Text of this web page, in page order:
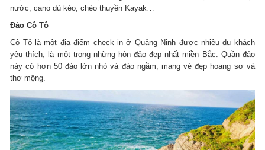
nước, cano dù kéo, chèo thuyền Kayak…
Đảo Cô Tô
Cô Tô là một địa điểm check in ở Quảng Ninh được nhiều du khách
yêu thích, là một trong những hòn đảo đẹp nhất miền Bắc. Quần đảo
này có hơn 50 đảo lớn nhỏ và đảo ngầm, mang vẻ đẹp hoang sơ và
thơ mộng.